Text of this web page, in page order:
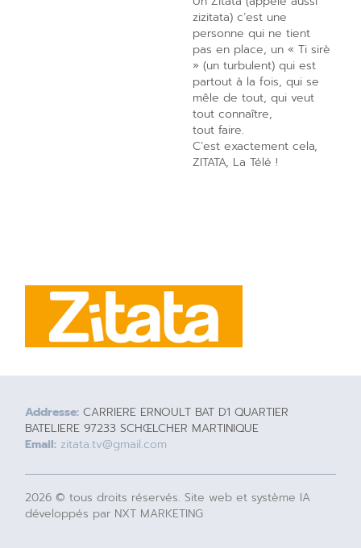
zizitata) c’est une
personne qui ne tient
pas en place, un « Ti sirè
» (un turbulent) qui est
partout à la fois, qui se
mêle de tout, qui veut
tout connaître,
tout faire.
C’est exactement cela,
ZITATA, La Télé !
Addresse: CARRIERE ERNOULT BAT D1 QUARTIER
BATELIERE 97233 SCHŒLCHER MARTINIQUE
Email: zitata.tv@gmail.com
2026 © tous droits réservés. Site web et système IA
développés par NXT MARKETING